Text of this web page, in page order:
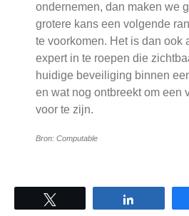
ondernemen, dan maken we
grotere kans een volgende
te voorkomen. Het is dan ook
expert in te roepen die
huidige beveiliging binnen
en wat nog ontbreekt om een
voor te zijn.
Bron: Computable